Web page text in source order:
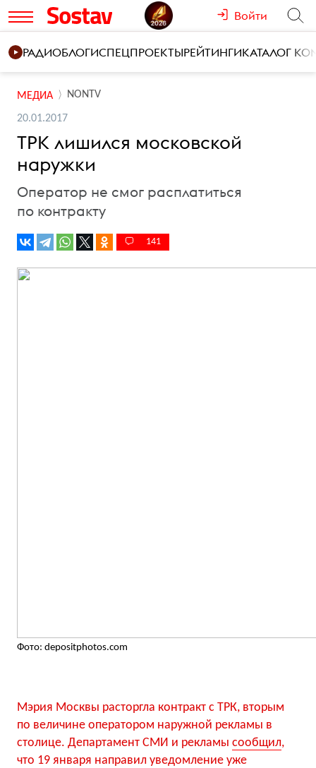
Войти
РАДИОБЛОГИСПЕЦПРОЕКТЫРЕЙТИНГИКАТАЛОГ
МЕДИА NONTV
20.01.2017
ТРК лишился московской
наружки
Оператор не смог расплатиться
по контракту
141
Фото: depositphotos.com
Мэрия Москвы расторгла контракт с ТРК, вторым
по величине оператором наружной рекламы в
столице. Департамент СМИ и рекламы сообщил,
что 19 января направил уведомление уже